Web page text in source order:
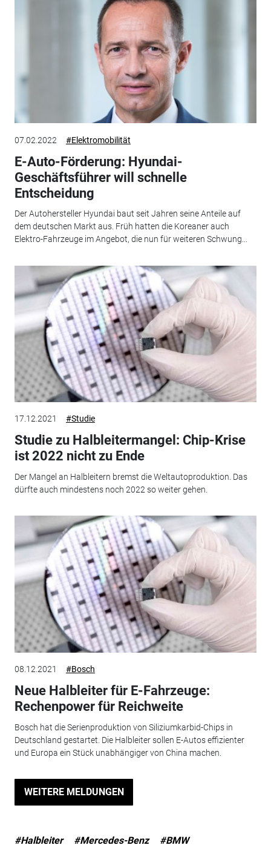
07.02.2022 #Elektromobilität
E-Auto-Förderung: Hyundai-
Geschäftsführer will schnelle
Entscheidung
Der Autohersteller Hyundai baut seit Jahren seine Anteile auf
dem deutschen Markt aus. Früh hatten die Koreaner auch
Elektro-Fahrzeuge im Angebot, die nun für weiteren Schwung...
17.12.2021 #Studie
Studie zu Halbleitermangel: Chip-Krise
ist 2022 nicht zu Ende
Der Mangel an Halbleitern bremst die Weltautoproduktion. Das
dürfte auch mindestens noch 2022 so weiter gehen.
08.12.2021 #Bosch
Neue Halbleiter für E-Fahrzeuge:
Rechenpower für Reichweite
Bosch hat die Serienproduktion von Siliziumkarbid-Chips in
Deutschland gestartet. Die Halbleiter sollen E-Autos effizienter
und Europa ein Stück unabhängiger von China machen.
WEITERE MELDUNGEN
#Halbleiter #Mercedes-Benz
#BMW